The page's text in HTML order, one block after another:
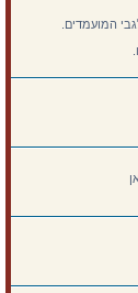
המועמדים.